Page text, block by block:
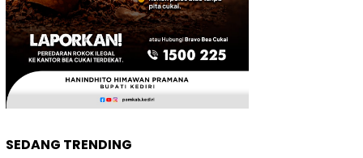
SEDANG TRENDING